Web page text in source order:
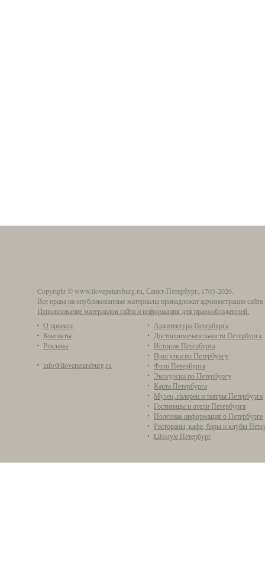
Copyright © www.ilovepetersburg.ru, Санкт-Петербург, 1703-2026.
Все права на опубликованные материалы принадлежат администрации
Использование материалов сайта и информация для правообладателей.
О проекте
Контакты
Реклама
info@ilovepetersburg.ru
Архитектура Петербурга
Достопримечательности Петербурга
История Петербурга
Прогулки по Петербургу
Фото Петербурга
Экскурсии по Петербургу
Карта Петербурга
Музеи, галереи и театры Петербурга
Гостиницы и отели Петербурга
Полезная информация о Петербурге
Рестораны, кафе, бары и клубы
Lifestyle Петербург